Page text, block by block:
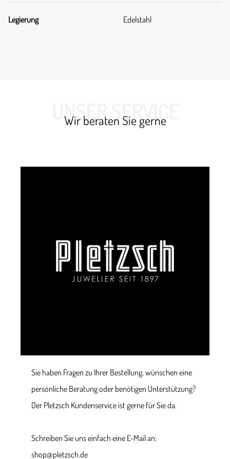
Legierung Edelstahl
UNSER SERVICE
Wir beraten Sie gerne
Sie haben Fragen zu Ihrer Bestellung, wünschen eine
persönliche Beratung oder benötigen Unterstützung?
Der Pletzsch Kundenservice ist gerne für Sie da.
Schreiben Sie uns einfach eine E-Mail an:
shop@pletzsch.de